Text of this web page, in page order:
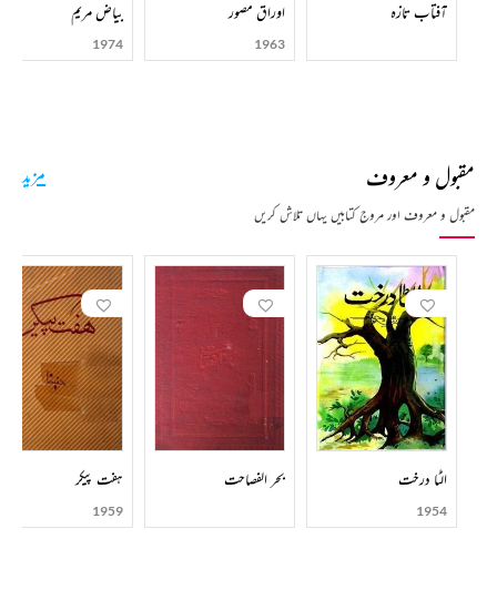
آفتاب تازہ اوراق مصور
1963
بیاض مریم
1974
مقبول و معروف
مقبول و معروف اور مروج کتابیں یہاں تلاش کریں
مزید
الٹا درخت
1954
بحر الفصاحت ہفت پیکر
1959